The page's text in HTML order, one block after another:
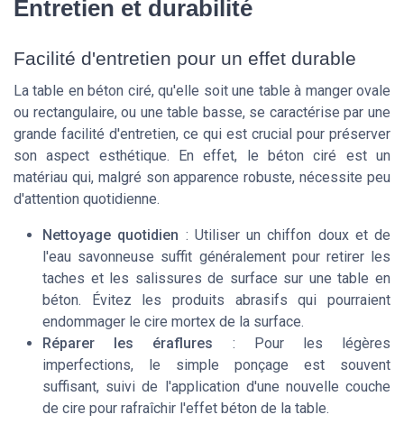
Entretien et durabilité
Facilité d'entretien pour un effet durable
La table en béton ciré, qu'elle soit une table à manger ovale
ou rectangulaire, ou une table basse, se caractérise par une
grande facilité d'entretien, ce qui est crucial pour préserver
son aspect esthétique. En effet, le béton ciré est un
matériau qui, malgré son apparence robuste, nécessite peu
d'attention quotidienne.
Nettoyage quotidien : Utiliser un chiffon doux et de
l'eau savonneuse suffit généralement pour retirer les
taches et les salissures de surface sur une table en
béton. Évitez les produits abrasifs qui pourraient
endommager le cire mortex de la surface.
Réparer les éraflures : Pour les légères
imperfections, le simple ponçage est souvent
suffisant, suivi de l'application d'une nouvelle couche
de cire pour rafraîchir l'effet béton de la table.